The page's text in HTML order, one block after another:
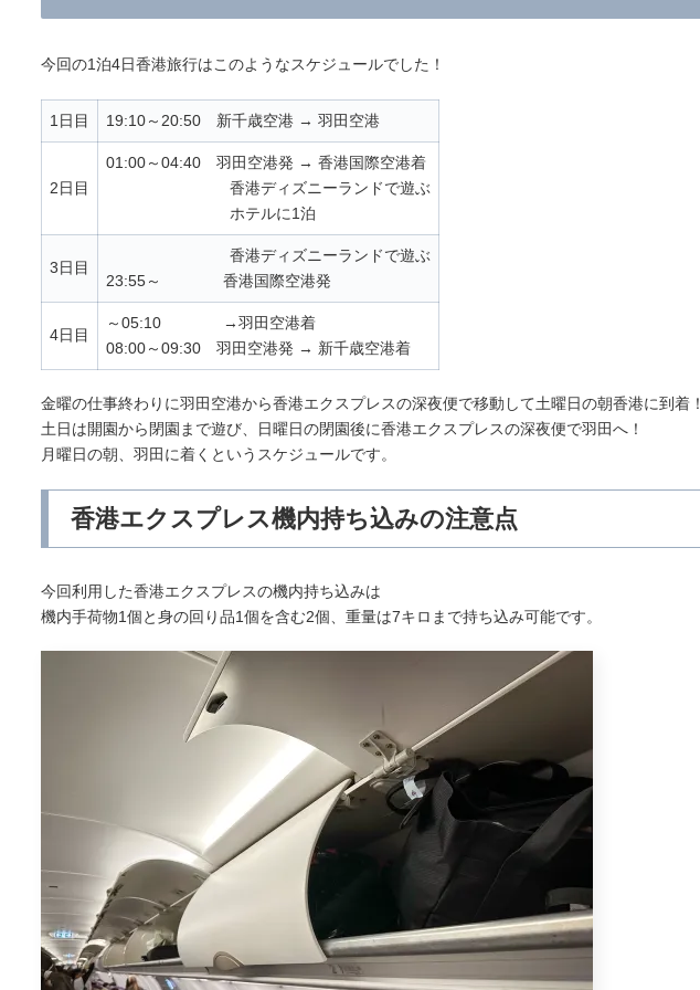
今回の1泊4日香港旅行はこのようなスケジュールでした！
1日目 19:10～20:50 新千歳空港 → 羽田空港
2日目
01:00～04:40 羽田空港発 → 香港国際空港着
香港ディズニーランドで遊ぶ
ホテルに1泊
3日目
香港ディズニーランドで遊ぶ
23:55～ 香港国際空港発
4日目
～05:10 →羽田空港着
08:00～09:30 羽田空港発 → 新千歳空港着
金曜の仕事終わりに羽田空港から香港エクスプレスの深夜便で移動して土曜日の朝香港に到着！
土日は開園から閉園まで遊び、日曜日の閉園後に香港エクスプレスの深夜便で羽田へ！
月曜日の朝、羽田に着くというスケジュールです。
香港エクスプレス機内持ち込みの注意点
今回利用した香港エクスプレスの機内持ち込みは
機内手荷物1個と身の回り品1個を含む2個、重量は7キロまで持ち込み可能です。